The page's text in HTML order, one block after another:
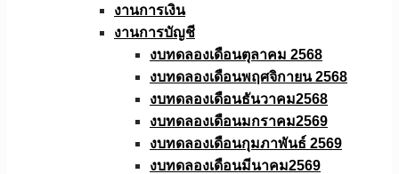
งานการเงิน
งานการบัญชี
งบทดลองเดือนตุลาคม 2568
งบทดลองเดือนพฤศจิกายน 2568
งบทดลองเดือนธันวาคม2568
งบทดลองเดือนมกราคม2569
งบทดลองเดือนกุมภาพันธ์ 2569
งบทดลองเดือนมีนาคม2569